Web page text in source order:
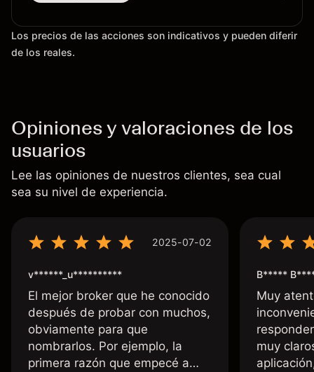
Los precios de las acciones son indicativos y pueden diferir
de los reales.
Opiniones y valoraciones de los
usuarios
Lee las opiniones de nuestros clientes, sea cual
sea su nivel de experiencia.
2025-07-02
v******_u**********
El mejor broker que he conocido
después de probar con muchos,
obviamente para que
nombrarlos. Por ejemplo, la
primera razón que empecé a
B*****
Muy
muy